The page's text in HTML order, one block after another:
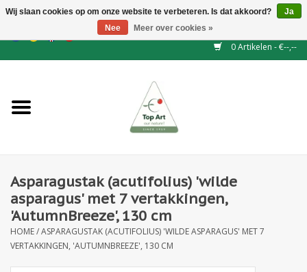
EUR/GBP/CHF
0 Artikelen - €--,--
NIEUW
Binderij
Kunstbloemen
Asparagustak (acutifolius) 'wilde
asparagus' met 7 vertakkingen,
'AutumnBreeze', 130 cm
HOME/ASPARAGUSTAK (ACUTIFOLIUS) 'WILDE ASPARAGUS' MET 7
VERTAKKINGEN, 'AUTUMNBREEZE', 130 CM
Wij slaan cookies op om onze website te verbeteren. Is dat akkoord?
Ja
Nee
Meer over cookies »